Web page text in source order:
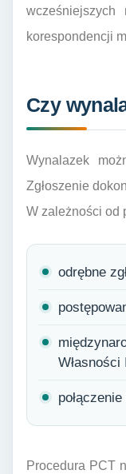
wcześniejszych
korespondencji
Czy
Wynalazek
Zgłoszenie
W zależności od
odrębne
Procedura PCT